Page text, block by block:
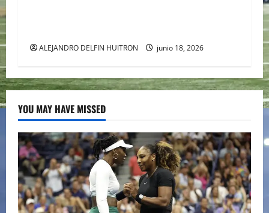
ALEJANDRO DELFIN HUITRON junio 18, 2026
YOU MAY HAVE MISSED